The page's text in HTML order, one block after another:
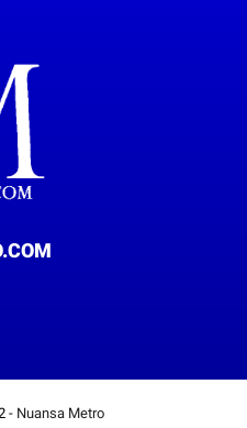
- Nuansa Metro